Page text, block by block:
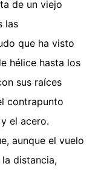
de un viejo
las
que ha visto
hélice hasta los
sus raíces
contrapunto
el acero.
aunque el vuelo
distancia,